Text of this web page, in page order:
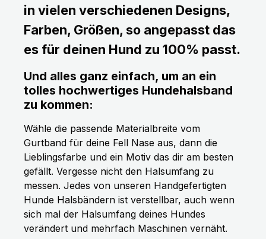
in vielen verschiedenen Designs,
Farben, Größen, so angepasst das
es für deinen Hund zu 100% passt.
Und alles ganz einfach, um an ein
tolles hochwertiges Hundehalsband
zu kommen:
Wähle die passende Materialbreite vom
Gurtband für deine Fell Nase aus, dann die
Lieblingsfarbe und ein Motiv das dir am besten
gefällt. Vergesse nicht den Halsumfang zu
messen. Jedes von unseren Handgefertigten
Hunde Halsbändern ist verstellbar, auch wenn
sich mal der Halsumfang deines Hundes
verändert und mehrfach Maschinen vernäht.